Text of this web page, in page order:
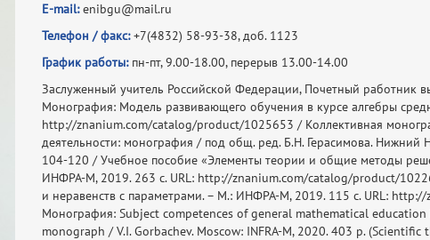
E-mail: enibgu@mail.ru
Телефон / факс: +7(4832) 58-93-38, доб. 1123
График работы: пн-пт, 9.00-18.00, перерыв 13.00-14.00
Заслуженный учитель Российской Федерации, Почетный работник
Монография: Модель развивающего обучения в курсе алгебры
http://znanium.com/catalog/product/1025653 / Коллективная
деятельности: монография / под общ. ред. Б.Н. Герасимова.
104-120 / Учебное пособие «Элементы теории и общие методы
ИНФРА-М, 2019. 263 с. URL: http://znanium.com/catalog/product/
и неравенств с параметрами. – М.: ИНФРА-М, 2019. 115 с. URL:
Монография: Subject competences of general mathematical
monograph / V.I. Gorbachev. Moscow: INFRA-M, 2020. 403 p.